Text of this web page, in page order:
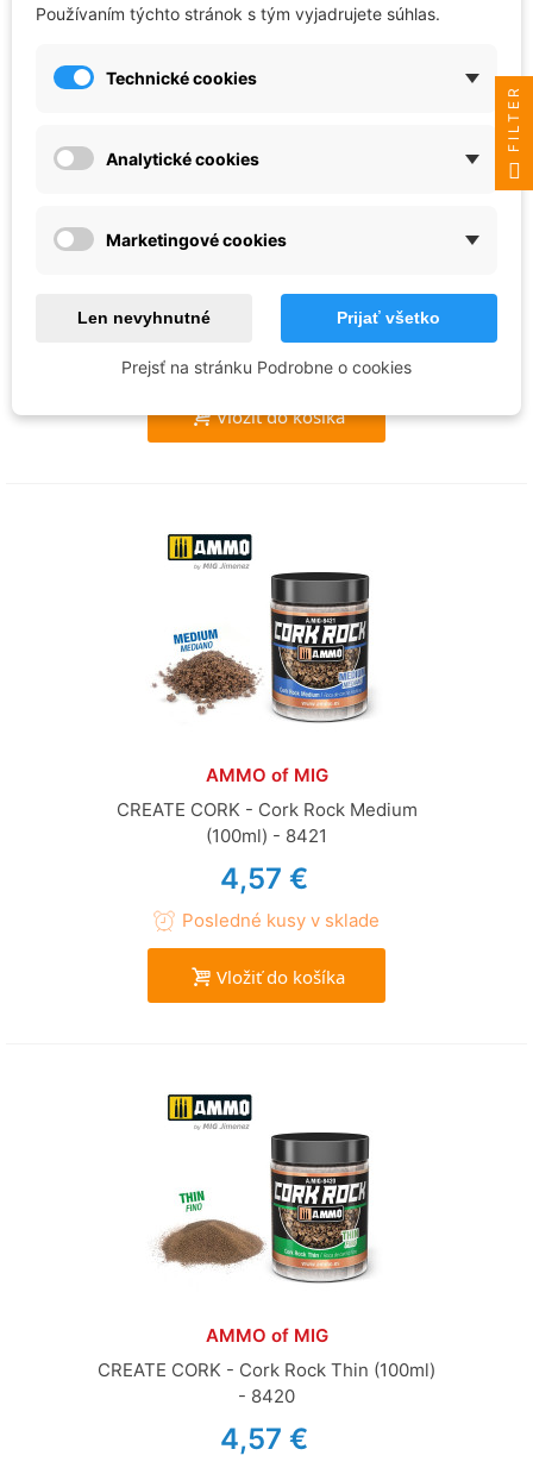
CREATE CORK - Cork Rock Thick
Skladom - ihneď k odoslaniu
Vložiť do košíka
AMMO of MIG
CREATE CORK - Cork Rock Medium
(100ml) - 8421
4,57 €
Posledné kusy v sklade
Vložiť do košíka
AMMO of MIG
CREATE CORK - Cork Rock Thin (100ml)
- 8420
4,57 €
Používaním týchto stránok s tým vyjadrujete súhlas.
Technické cookies
Analytické cookies
Marketingové cookies
Len nevyhnutné Prijať všetko
Prejsť na stránku Podrobne o cookies
FILTER